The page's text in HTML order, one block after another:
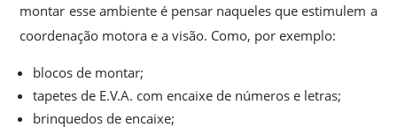
montar esse ambiente é pensar naqueles que estimulem a
coordenação motora e a visão. Como, por exemplo:
blocos de montar;
tapetes de E.V.A. com encaixe de números e letras;
brinquedos de encaixe;